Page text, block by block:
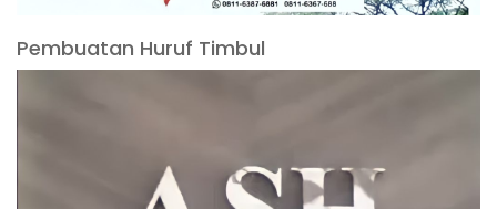
Pembuatan Huruf Timbul